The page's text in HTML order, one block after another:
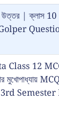
উত্তর | ক্লাস
Class 12
মুখোপাধ্যায়